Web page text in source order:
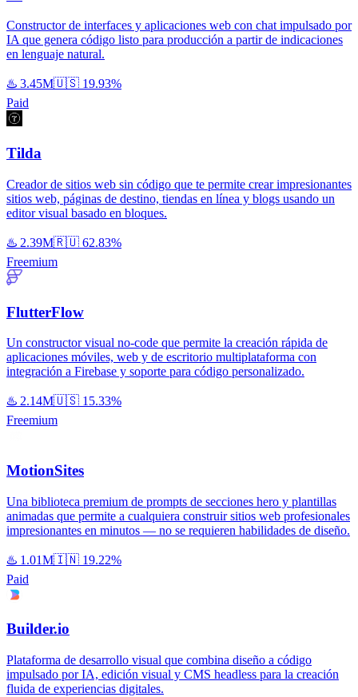
Constructor de interfaces y aplicaciones web con chat impulsado por
IA que genera código listo para producción a partir de indicaciones
en lenguaje natural.
♨️ 3.45M🇺🇸 19.93%
Paid
Tilda
Creador de sitios web sin código que te permite crear impresionantes
sitios web, páginas de destino, tiendas en línea y blogs usando un
editor visual basado en bloques.
♨️ 2.39M🇷🇺 62.83%
Freemium
FlutterFlow
Un constructor visual no-code que permite la creación rápida de
aplicaciones móviles, web y de escritorio multiplataforma con
integración a Firebase y soporte para código personalizado.
♨️ 2.14M🇺🇸 15.33%
Freemium
MotionSites
Una biblioteca premium de prompts de secciones hero y plantillas
animadas que permite a cualquiera construir sitios web profesionales
impresionantes en minutos — no se requieren habilidades de diseño.
♨️ 1.01M🇮🇳 19.22%
Paid
Builder.io
Plataforma de desarrollo visual que combina diseño a código
impulsado por IA, edición visual y CMS headless para la creación
fluida de experiencias digitales.